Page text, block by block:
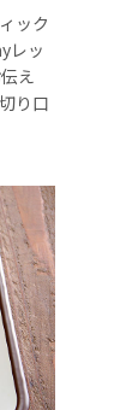
ック
レッ
え
り口